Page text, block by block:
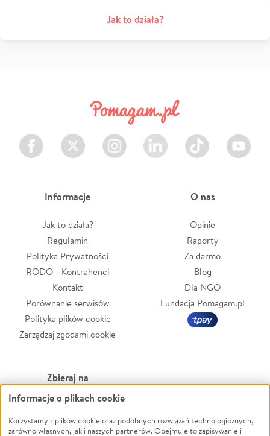
Jak to działa?
Facebook Twitter Instagram LinkedIn TikTok Youtube
Informacje
Jak to działa?
Regulamin
Polityka Prywatności
RODO - Kontrahenci
Kontakt
Porównanie serwisów
Polityka plików cookie
Zarządzaj zgodami cookie
O nas
Opinie
Raporty
Za darmo
Blog
Dla NGO
Fundacja Pomagam.pl
Zbieraj na
Leczenie
Zwierzęta
Powódź
Informacje o plikach cookie
Korzystamy z plików cookie oraz podobnych rozwiązań technologicznych,
zarówno własnych, jak i naszych partnerów. Obejmuje to zapisywanie i